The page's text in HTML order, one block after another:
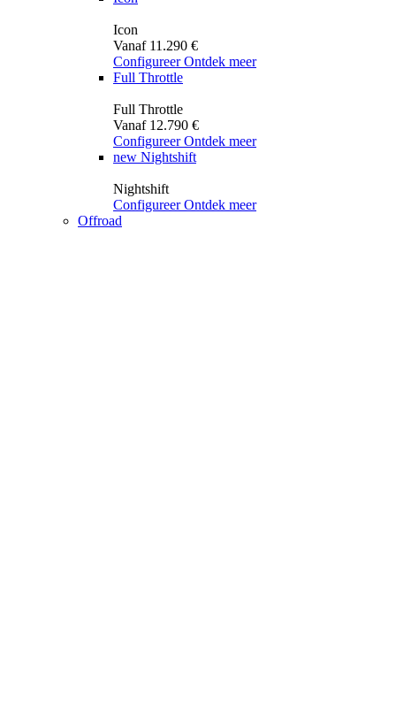
Icon
Vanaf 11.290 €
Configureer Ontdek meer
Full Throttle
Full Throttle
Vanaf 12.790 €
Configureer Ontdek meer
new Nightshift
Nightshift
Configureer Ontdek meer
Offroad